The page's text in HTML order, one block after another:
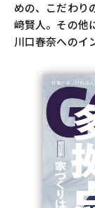
めの、こだわり
﨑賢人。その他
川口春奈へのイ